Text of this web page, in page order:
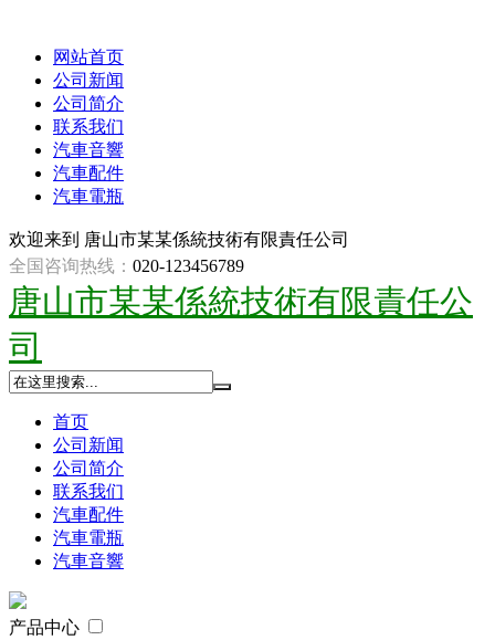
网站首页
公司新闻
公司简介
联系我们
汽車音響
汽車配件
汽車電瓶
欢迎来到 唐山市某某係統技術有限責任公司
全国咨询热线： 020-123456789
唐山市某某係統技術有限責任公
司
首页
公司新闻
公司简介
联系我们
汽車配件
汽車電瓶
汽車音響
产品中心